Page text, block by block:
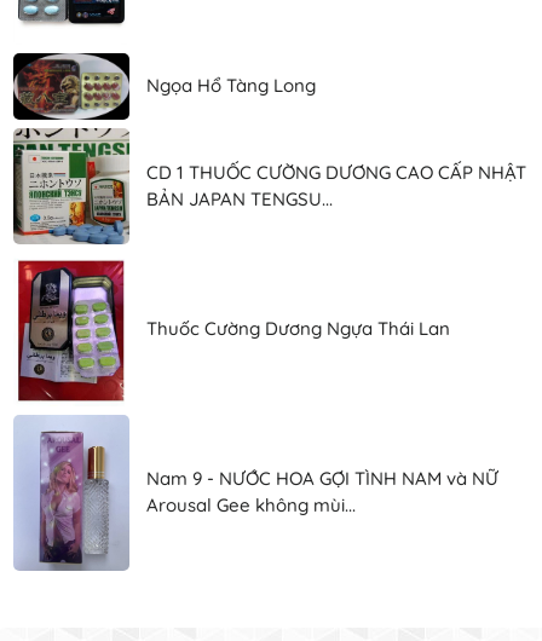
Ngọa Hổ Tàng Long
CD 1 THUỐC CƯỜNG DƯƠNG CAO CẤP NHẬT
BẢN JAPAN TENGSU...
Thuốc Cường Dương Ngựa Thái Lan
Nam 9 - NƯỚC HOA GỢI TÌNH NAM và NỮ
Arousal Gee không mùi...